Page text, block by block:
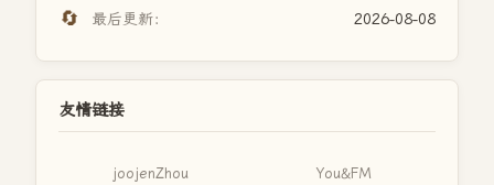
🔄 最后更新： 2026-08-08
友情链接
joojenZhou You&FM